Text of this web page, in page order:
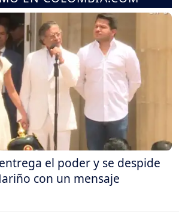
el poder y se despide
con un mensaje